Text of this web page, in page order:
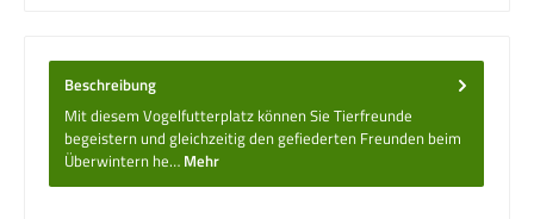
Beschreibung
Mit diesem Vogelfutterplatz können Sie Tierfreunde
begeistern und gleichzeitig den gefiederten Freunden beim
Überwintern he… Mehr